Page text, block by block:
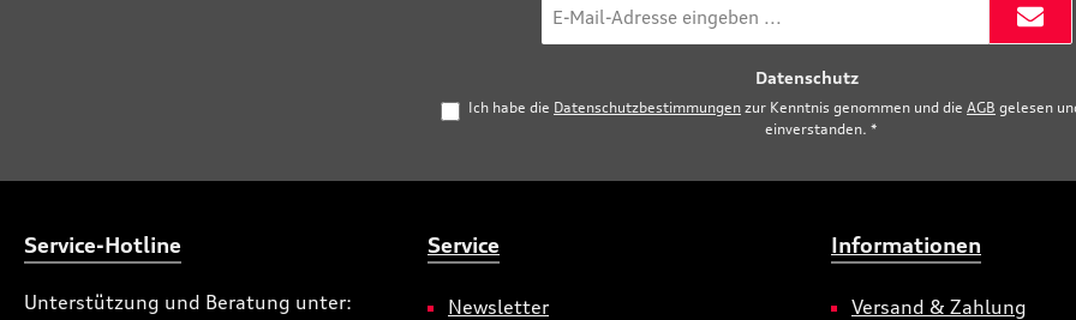
Mail-
Datenschutz
Ich habe die Datenschutzbestimmungen zur Kenntnis genommen und die AGB gelesen
einverstanden. *
Service-Hotline
Unterstützung und Beratung unter:
Service
Newsletter
Informationen
Versand & Zahlung